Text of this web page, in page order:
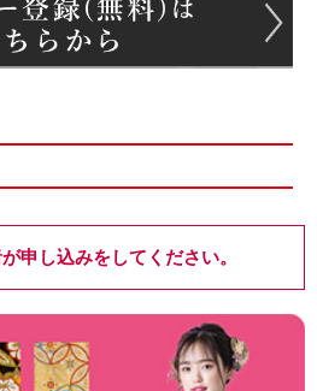
申し込みをしてください。